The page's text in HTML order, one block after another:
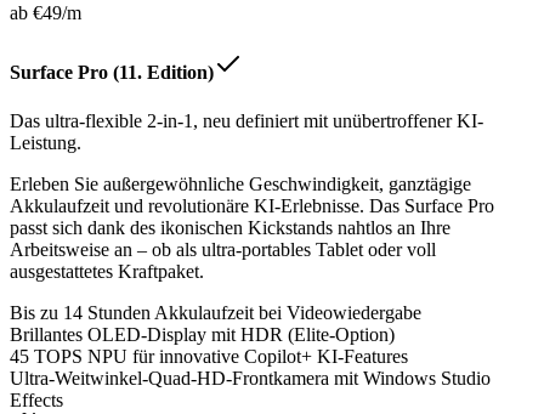
ab €49/m
Surface Pro (11. Edition)
Das ultra-flexible 2-in-1, neu definiert mit unübertroffener KI-
Leistung.
Erleben Sie außergewöhnliche Geschwindigkeit, ganztägige
Akkulaufzeit und revolutionäre KI-Erlebnisse. Das Surface Pro
passt sich dank des ikonischen Kickstands nahtlos an Ihre
Arbeitsweise an – ob als ultra-portables Tablet oder voll
ausgestattetes Kraftpaket.
Bis zu 14 Stunden Akkulaufzeit bei Videowiedergabe
Brillantes OLED-Display mit HDR (Elite-Option)
45 TOPS NPU für innovative Copilot+ KI-Features
Ultra-Weitwinkel-Quad-HD-Frontkamera mit Windows Studio
Effects